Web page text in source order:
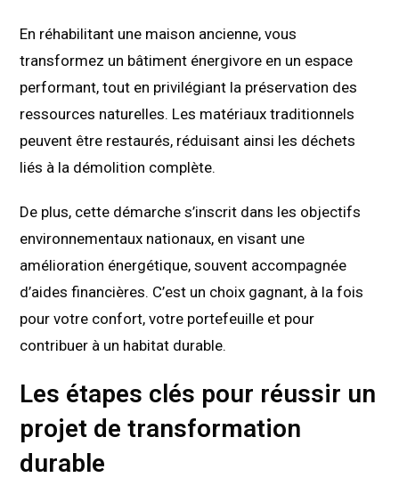
En réhabilitant une maison ancienne, vous
transformez un bâtiment énergivore en un espace
performant, tout en privilégiant la préservation des
ressources naturelles. Les matériaux traditionnels
peuvent être restaurés, réduisant ainsi les déchets
liés à la démolition complète.
De plus, cette démarche s’inscrit dans les objectifs
environnementaux nationaux, en visant une
amélioration énergétique, souvent accompagnée
d’aides financières. C’est un choix gagnant, à la fois
pour votre confort, votre portefeuille et pour
contribuer à un habitat durable.
Les étapes clés pour réussir un
projet de transformation
durable